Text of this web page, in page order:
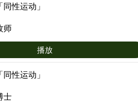
性运动」
师
播放
性运动」
士